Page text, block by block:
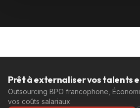
Prêt à externaliser vos talents
Outsourcing BPO francophone,
vos coûts salariaux